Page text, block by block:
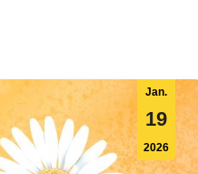
Jan.
19
2026